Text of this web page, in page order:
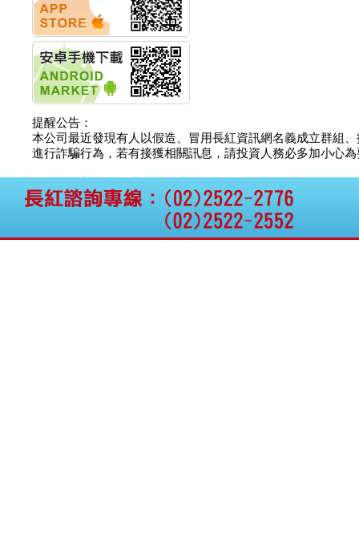
公告董事會通過發言人
及代理發
華旭先進:代重要子公司
碩通散熱股份有限公司
公告董事會決議發行員
工認股權
華旭先進:代重要子公司
碩通散熱股份有限公司
公告董事會追認113年
向關係
華旭先進:代重要子公司
碩通散熱股份有限公司
公告向關係人取得使用
權資產
仁新醫藥:代重要子公司
BeliteBio,Inc公告受邀參
提醒公告：
本公司最近發現有人以假造、冒用長紅資訊網名義成立群組
進行詐騙行為，若有接獲相關訊息，請投資人務必多加小心